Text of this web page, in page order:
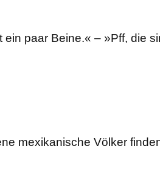
paar Beine.« – »Pff, die
mexikanische Völker